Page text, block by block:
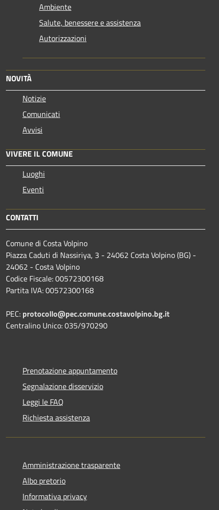
Ambiente
Salute, benessere e assistenza
Autorizzazioni
NOVITÀ
Notizie
Comunicati
Avvisi
VIVERE IL COMUNE
Luoghi
Eventi
CONTATTI
Comune di Costa Volpino
Piazza Caduti di Nassiriya, 3 - 24062 Costa Volpino (BG) -
24062 - Costa Volpino
Codice Fiscale: 00572300168
Partita IVA: 00572300168
PEC: protocollo@pec.comune.costavolpino.bg.it
Centralino Unico: 035/970290
Prenotazione appuntamento
Segnalazione disservizio
Leggi le FAQ
Richiesta assistenza
Amministrazione trasparente
Albo pretorio
Informativa privacy